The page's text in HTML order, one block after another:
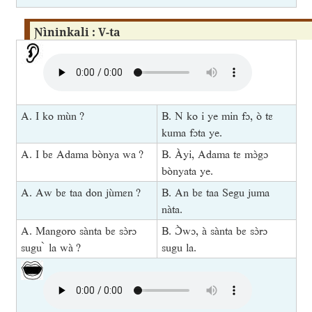
Ɲìninkali : V-ta
A. I ko mùn ?
B. N ko i ye min fɔ, ò tɛ
kuma fɔta ye.
A. I bɛ Adama bònya wa ?
B. Àyi, Adama tɛ mɔ̀gɔ
bònyata ye.
A. Aw bɛ taa don jùmɛn ?
B. An bɛ taa Segu juma
nàta.
A. Mangoro sànta bɛ sɔ̀rɔ
sugu ̀ la wà ?
B. Ɔ̀wɔ, à sànta bɛ sɔ̀rɔ
sugu la.